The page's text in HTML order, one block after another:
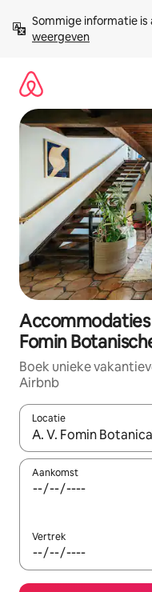
direct
naar
Sommige informatie
weergeven
Accommodaties
Fomin
Boek unieke
Airbnb
Locatie
Wanneer er
Aankomst
Vertrek